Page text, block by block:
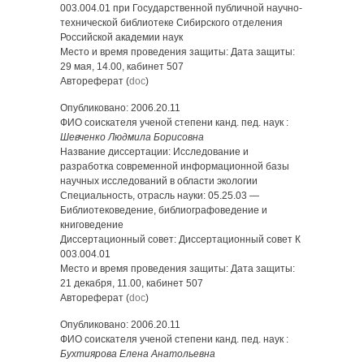
003.004.01 при Государственной публичной научно-
технической библиотеке Сибирского отделения
Российской академии наук
Место и время проведения защиты: Дата защиты:
29 мая, 14.00, кабинет 507
Автореферат (doc)
Опубликовано: 2006.20.11
ФИО соискателя ученой степени канд. пед. наук :
Шевченко Людмила Борисовна
Название диссертации: Исследование и
разработка современной информационной базы
научных исследований в области экологии
Специальность, отрасль науки: 05.25.03 —
Библиотековедение, библиографоведение и
книговедение
Диссертационный совет: Диссертационный совет К
003.004.01
Место и время проведения защиты: Дата защиты:
21 декабря, 11.00, кабинет 507
Автореферат (doc)
Опубликовано: 2006.20.11
ФИО соискателя ученой степени канд. пед. наук :
Бухтиярова Елена Анатольевна